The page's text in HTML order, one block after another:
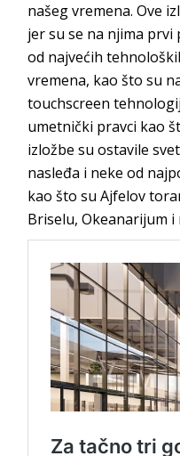
našeg vremena. Ove
jer su se na njima
od najvećih
vremena, kao što su
touchscreen
umetnički pravci kao
izložbe su ostavile
nasleđa i neke od
kao što su Ajfelov
Briselu, Okeanarijum i